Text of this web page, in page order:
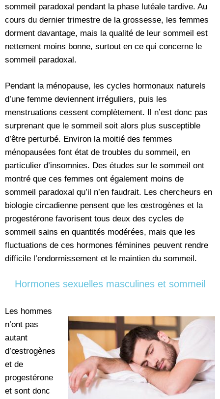
sommeil paradoxal pendant la phase lutéale tardive. Au
cours du dernier trimestre de la grossesse, les femmes
dorment davantage, mais la qualité de leur sommeil est
nettement moins bonne, surtout en ce qui concerne le
sommeil paradoxal.
Pendant la ménopause, les cycles hormonaux naturels
d’une femme deviennent irréguliers, puis les
menstruations cessent complètement. Il n’est donc pas
surprenant que le sommeil soit alors plus susceptible
d’être perturbé. Environ la moitié des femmes
ménopausées font état de troubles du sommeil, en
particulier d’insomnies. Des études sur le sommeil ont
montré que ces femmes ont également moins de
sommeil paradoxal qu’il n’en faudrait. Les chercheurs en
biologie circadienne pensent que les œstrogènes et la
progestérone favorisent tous deux des cycles de
sommeil sains en quantités modérées, mais que les
fluctuations de ces hormones féminines peuvent rendre
difficile l’endormissement et le maintien du sommeil.
Hormones sexuelles masculines et sommeil
Les hommes
n’ont pas
autant
d’œstrogènes
et de
progestérone
et sont donc